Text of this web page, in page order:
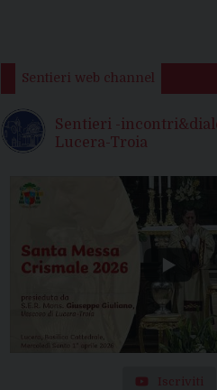
Sentieri web channel
Sentieri -
Lucera-Troia
Iscriviti